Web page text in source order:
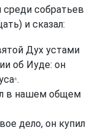
среди собратьев
и сказал:
Дух устами
об Иуде: он
*.
в нашем общем
дело, он купил